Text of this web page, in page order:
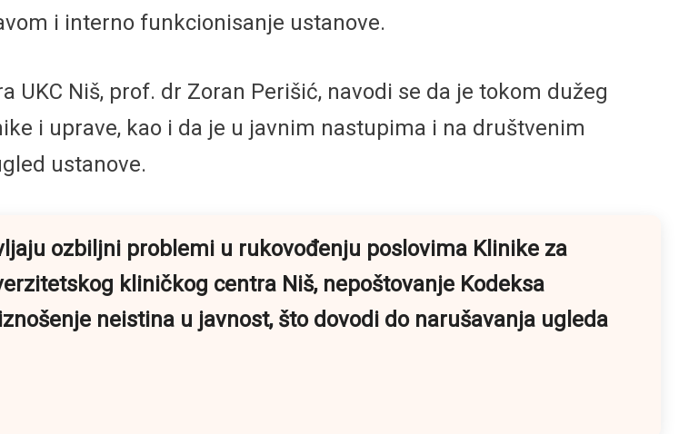
i interno funkcionisanje ustanove.
Niš, prof. dr Zoran Perišić, navodi se da je tokom dužeg
i uprave, kao i da je u javnim nastupima i na društvenim
ustanove.
ozbiljni problemi u rukovođenju poslovima Klinike za
kliničkog centra Niš, nepoštovanje Kodeksa
neistina u javnost, što dovodi do narušavanja ugleda